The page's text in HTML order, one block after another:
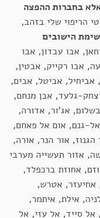
אלא בחברות ההפצה
הריפוי שלי בזהב,
הישובים
אבו עבדון, אבו
אבו רקייק, אבטין,
אביחיל, אביטל, אבים,
גלעד, אבן מנחם,
אג'ור, אדורה,
גנם, אום אל פאחם,
אור הנר, אורה,
אזור תעשייה מערבי
אחוזת ברכפלד,
אחיעזר, אטרש,
אילת, איתמר,
סייד, אל עזי, אל